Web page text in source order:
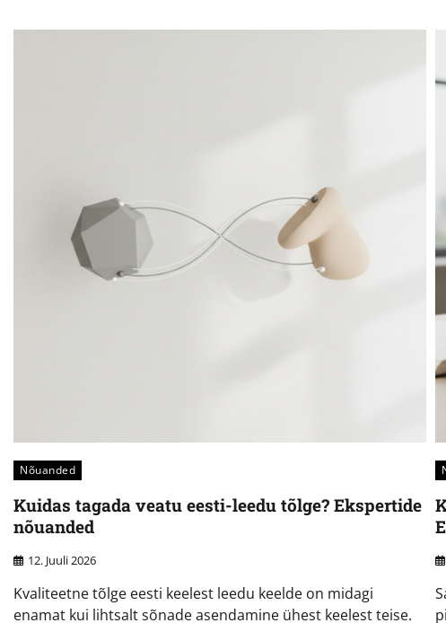
Nõuanded
Kuidas tagada veatu eesti-leedu tõlge? Ekspertide
nõuanded
12. Juuli 2026
Kvaliteetne tõlge eesti keelest leedu keelde on midagi
enamat kui lihtsalt sõnade asendamine ühest keelest teise.